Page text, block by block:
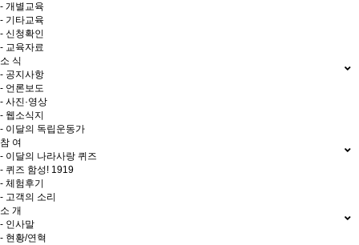
- 개별교육
- 기타교육
- 신청확인
- 교육자료
소 식
- 공지사항
- 언론보도
- 사진·영상
- 웹소식지
- 이달의 독립운동가
참 여
- 이달의 나라사랑 퀴즈
- 퀴즈 함성! 1919
- 체험후기
- 고객의 소리
소 개
- 인사말
- 현황/연혁